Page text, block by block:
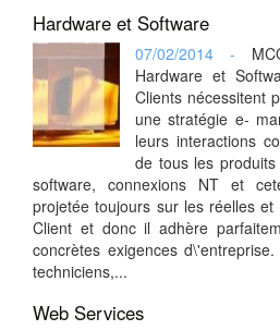
Hardware et Software
07/02/2014 -
Hardware et
Clients nécessitent
une stratégie e-
leurs interactions
de tous les
software, connexions NT et
projetée toujours sur les réelles et
Client et donc il adhère
concrètes exigences
techniciens,...
Web Services